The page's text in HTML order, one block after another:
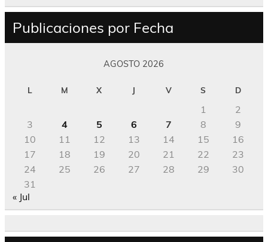
Publicaciones por Fecha
AGOSTO 2026
L M X J V S D
1
2
3
4 5 6 7 8
9
10
11 12 13 14 15
16
17
18 19 20 21 22
23
24
25 26 27 28 29
30
31
« Jul